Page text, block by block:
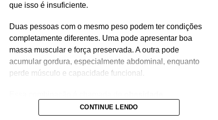
que isso é insuficiente.
Duas pessoas com o mesmo peso podem ter condições
completamente diferentes. Uma pode apresentar boa
massa muscular e força preservada. A outra pode
acumular gordura, especialmente abdominal, enquanto
perde músculo e capacidade funcional.
CONTINUE LENDO